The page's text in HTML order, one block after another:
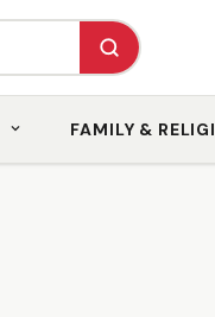
FAMILY & RELIGI